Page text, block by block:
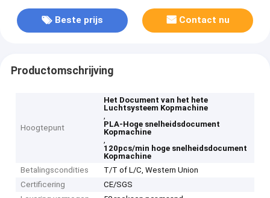
Beste prijs Contact nu
Productomschrijving
Hoogtepunt
Het Document van het hete
Luchtsysteem Kopmachine
,
PLA-Hoge snelheidsdocument
Kopmachine
,
120pcs/min hoge snelheidsdocument
Kopmachine
Betalingscondities
T/T of L/C, Western Union
Certificering
CE/SGS